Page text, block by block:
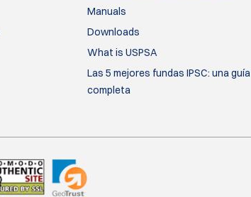
Manuals
Downloads
What is USPSA
Las 5 mejores fundas IPSC: una guía
completa